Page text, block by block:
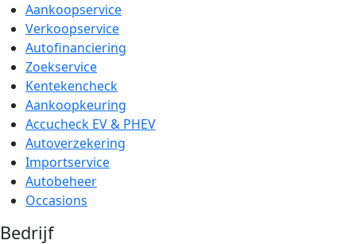
Aankoopservice
Verkoopservice
Autofinanciering
Zoekservice
Kentekencheck
Aankoopkeuring
Accucheck EV & PHEV
Autoverzekering
Importservice
Autobeheer
Occasions
Bedrijf